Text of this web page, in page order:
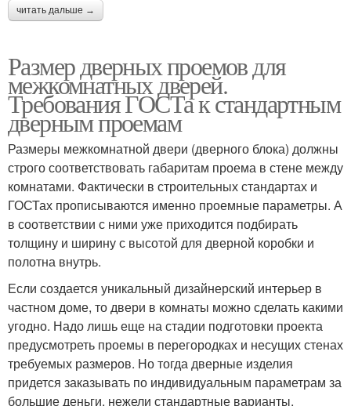
читать дальше →
Размер дверных проемов для
межкомнатных дверей.
Требования ГОСТа к стандартным
дверным проемам
Размеры межкомнатной двери (дверного блока) должны
строго соответствовать габаритам проема в стене между
комнатами. Фактически в строительных стандартах и
ГОСТах прописываются именно проемные параметры. А
в соответствии с ними уже приходится подбирать
толщину и ширину с высотой для дверной коробки и
полотна внутрь.
Если создается уникальный дизайнерский интерьер в
частном доме, то двери в комнаты можно сделать какими
угодно. Надо лишь еще на стадии подготовки проекта
предусмотреть проемы в перегородках и несущих стенах
требуемых размеров. Но тогда дверные изделия
придется заказывать по индивидуальным параметрам за
большие деньги, нежели стандартные варианты.